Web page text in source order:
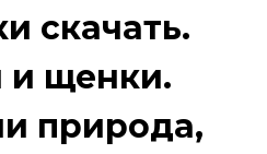
скачать.
и щенки.
природа,